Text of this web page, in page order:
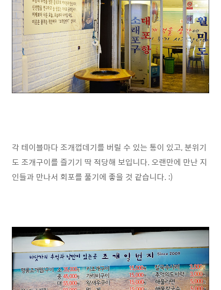
각 테이블마다 조개껍데기를 버릴 수 있는 통이 있고, 분위기
도 조개구이를 즐기기 딱 적당해 보입니다. 오랜만에 만난 지
인들과 만나서 회포를 풀기에 좋을 것 같습니다. :)